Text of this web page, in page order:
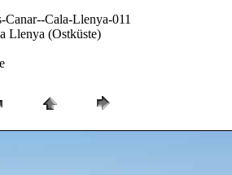
Cala-Llenya-011
Llenya (Ostküste)